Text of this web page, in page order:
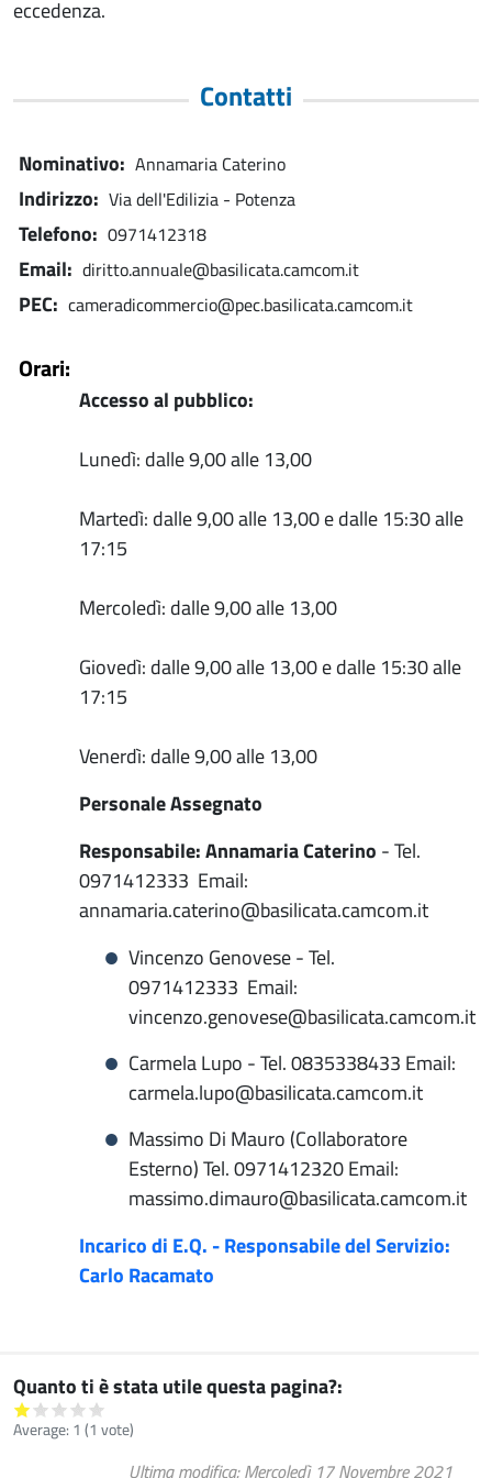
eccedenza.
Contatti
Nominativo Annamaria Caterino
Indirizzo Via dell'Edilizia - Potenza
Telefono 0971412318
Email diritto.annuale@basilicata.camcom.it
PEC cameradicommercio@pec.basilicata.camcom.it
Orari
Accesso al pubblico:
Lunedì: dalle 9,00 alle 13,00
Martedì: dalle 9,00 alle 13,00 e dalle 15:30 alle
17:15
Mercoledì: dalle 9,00 alle 13,00
Giovedì: dalle 9,00 alle 13,00 e dalle 15:30 alle
17:15
Venerdì: dalle 9,00 alle 13,00
Personale Assegnato
Responsabile: Annamaria Caterino - Tel.
0971412333 Email:
annamaria.caterino@basilicata.camcom.it
Vincenzo Genovese - Tel.
0971412333 Email:
vincenzo.genovese@basilicata.camcom.it
Carmela Lupo - Tel. 0835338433 Email:
carmela.lupo@basilicata.camcom.it
Massimo Di Mauro (Collaboratore
Esterno) Tel. 0971412320 Email:
massimo.dimauro@basilicata.camcom.it
Incarico di E.Q. - Responsabile del Servizio:
Carlo Racamato
Quanto ti è stata utile questa pagina?
Average: 1 (1 vote)
Ultima modifica Mercoledì 17 Novembre 2021